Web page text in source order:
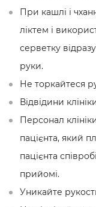
При кашлі і
ліктем і
серветку
руки.
Не торкайтеся
Відвідини
Персонал
пацієнта, який
пацієнта
прийомі.
Уникайте